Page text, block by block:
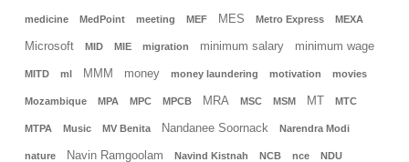
medicine MedPoint meeting MEF MES Metro Express MEXA
Microsoft MID MIE migration minimum salary minimum wage
MITD ml MMM money money laundering motivation movies
Mozambique MPA MPC MPCB MRA MSC MSM MT MTC
MTPA Music MV Benita Nandanee Soornack Narendra Modi
nature Navin Ramgoolam Navind Kistnah NCB nce NDU